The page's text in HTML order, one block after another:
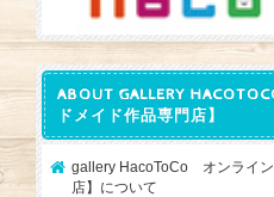
ABOUT GALLERY
ドメイド作品専門店】
gallery HacoToCo オンライン
店】について